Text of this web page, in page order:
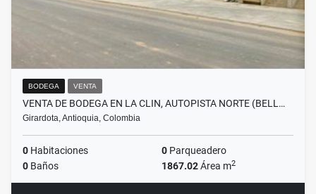
BODEGA VENTA
VENTA DE BODEGA EN LA CLIN, AUTOPISTA NORTE (BELL…
Girardota, Antioquia, Colombia
0 Habitaciones 0 Parqueadero
0 Baños 1867.02Área m2